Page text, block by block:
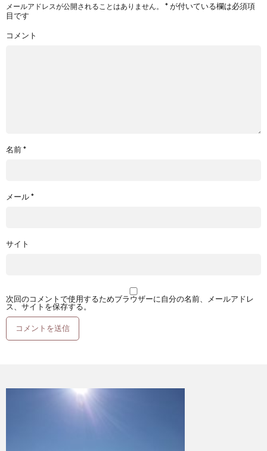
メールアドレスが公開されることはありません。 *が付いている欄は必須項
目です
コメント
名前*
メール*
サイト
次回のコメントで使用するためブラウザーに自分の名前、メールアドレ
ス、サイトを保存する。